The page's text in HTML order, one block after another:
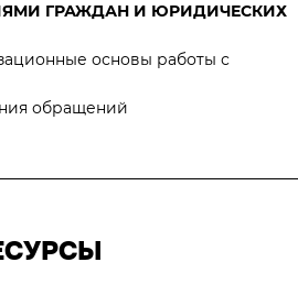
ГРАЖДАН И ЮРИДИЧЕСКИХ
основы работы с
обращений